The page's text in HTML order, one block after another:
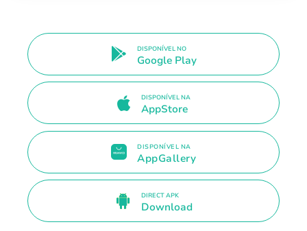
DISPONÍVEL NO
Google Play
DISPONÍVEL NA
AppStore
DISPONÍVEL NA
AppGallery
DIRECT APK
Download